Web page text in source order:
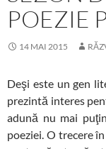
POEZIE
14 MAI 2015
Deşi este un gen
prezintă interes
adună nu mai
poeziei. O trecere